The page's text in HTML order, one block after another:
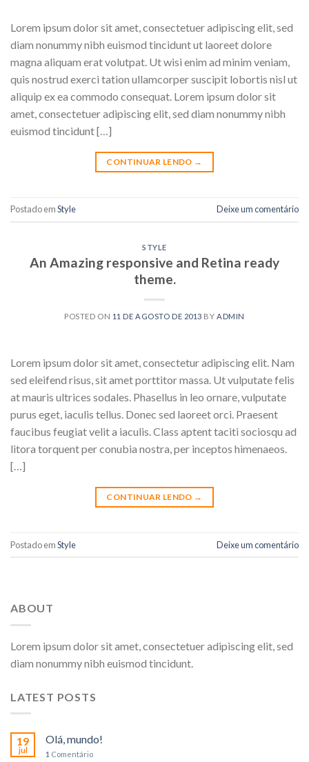
Lorem ipsum dolor sit amet, consectetuer adipiscing elit, sed
diam nonummy nibh euismod tincidunt ut laoreet dolore
magna aliquam erat volutpat. Ut wisi enim ad minim veniam,
quis nostrud exerci tation ullamcorper suscipit lobortis nisl ut
aliquip ex ea commodo consequat. Lorem ipsum dolor sit
amet, consectetuer adipiscing elit, sed diam nonummy nibh
euismod tincidunt […]
CONTINUAR LENDO →
Postado emStyle Deixe um comentário
STYLE
An Amazing responsive and Retina ready
theme.
POSTED ON 11 DE AGOSTO DE 2013 BYADMIN
Lorem ipsum dolor sit amet, consectetur adipiscing elit. Nam
sed eleifend risus, sit amet porttitor massa. Ut vulputate felis
at mauris ultrices sodales. Phasellus in leo ornare, vulputate
purus eget, iaculis tellus. Donec sed laoreet orci. Praesent
faucibus feugiat velit a iaculis. Class aptent taciti sociosqu ad
litora torquent per conubia nostra, per inceptos himenaeos.
[…]
CONTINUAR LENDO →
Postado emStyle Deixe um comentário
ABOUT
Lorem ipsum dolor sit amet, consectetuer adipiscing elit, sed
diam nonummy nibh euismod tincidunt.
LATEST POSTS
19
jul
Olá, mundo!
1 Comentário